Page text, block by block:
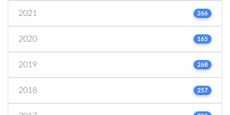
2021 266
2020 165
2019 268
2018 257